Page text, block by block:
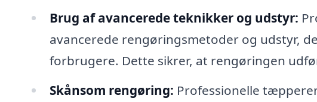
Brug af avancerede teknikker og udstyr:
avancerede rengøringsmetoder og udstyr,
forbrugere. Dette sikrer, at rengøringen
Skånsom rengøring: Professionelle